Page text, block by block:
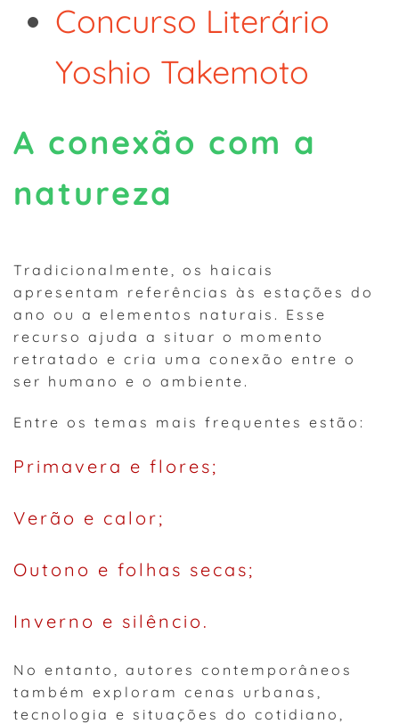
Concurso Literário
Yoshio Takemoto
A conexão com a
natureza
Tradicionalmente, os haicais
apresentam referências às estações do
ano ou a elementos naturais. Esse
recurso ajuda a situar o momento
retratado e cria uma conexão entre o
ser humano e o ambiente.
Entre os temas mais frequentes estão:
Primavera e flores;
Verão e calor;
Outono e folhas secas;
Inverno e silêncio.
No entanto, autores contemporâneos
também exploram cenas urbanas,
tecnologia e situações do cotidiano,